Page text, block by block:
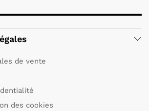
de vente
des cookies